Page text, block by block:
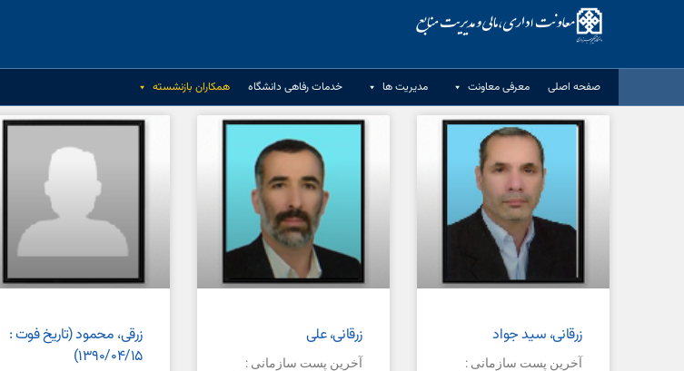
صفحه اصلی معرفی معاونت مدیریت ها خدمات رفاهی دانشگاه همکاران بازنشسته
زرقانی، سید جواد
آخرین پست سازمانی :
زرقانی، علی
آخرین پست سازمانی :
زرقی، محمود (تاریخ فوت :
۱۳۹۰/۰۴/۱۵)